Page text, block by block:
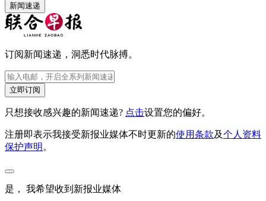
新闻速递
订阅新闻速递，洞悉时代脉搏。
立即订阅
只想接收感兴趣的新闻速递? 点击设置您的偏好。
注册即表示我接受新报业媒体不时更新的使用条款及个人资料
保护声明 。
是， 我希望收到新报业媒体